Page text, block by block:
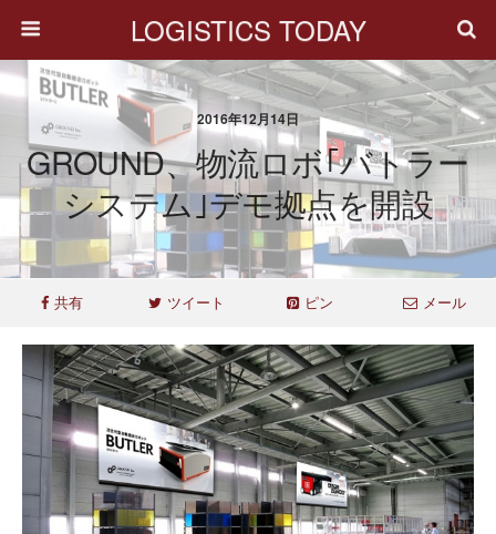
LOGISTICS TODAY
2016年12月14日
GROUND、物流ロボ｢バトラー
システム｣デモ拠点を開設
共有 ツイート ピン メール